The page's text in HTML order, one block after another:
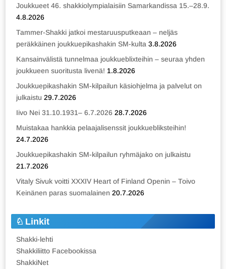
Joukkueet 46. shakkiolympialaisiin Samarkandissa 15.–28.9.
4.8.2026
Tammer-Shakki jatkoi mestaruusputkeaan – neljäs
peräkkäinen joukkuepikashakin SM-kulta 3.8.2026
Kansainvälistä tunnelmaa joukkueblixteihin – seuraa yhden
joukkueen suoritusta livenä! 1.8.2026
Joukkuepikashakin SM-kilpailun käsiohjelma ja palvelut on
julkaistu 29.7.2026
Iivo Nei 31.10.1931– 6.7.2026 28.7.2026
Muistakaa hankkia pelaajalisenssit joukkuebliksteihin!
24.7.2026
Joukkuepikashakin SM-kilpailun ryhmäjako on julkaistu
21.7.2026
Vitaly Sivuk voitti XXXIV Heart of Finland Openin – Toivo
Keinänen paras suomalainen 20.7.2026
Linkit
Shakki-lehti
Shakkiliitto Facebookissa
ShakkiNet